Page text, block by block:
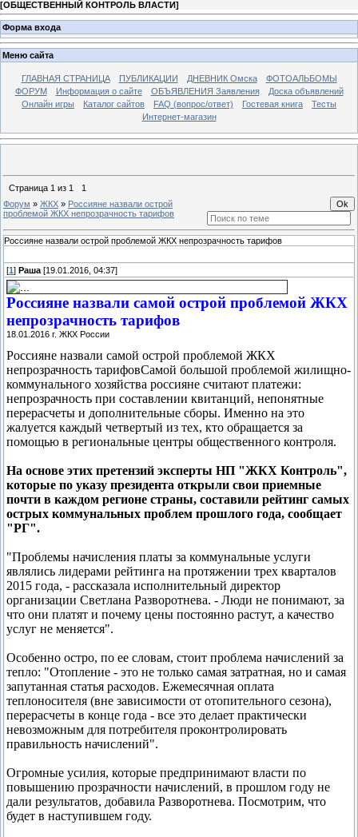
[ОБЩЕСТВЕННЫЙ КОНТРОЛЬ ВЛАСТИ]
Форма входа
Меню сайта
ГЛАВНАЯ СТРАНИЦА ПУБЛИКАЦИИ ДНЕВНИК Омска
ФОТОАЛЬБОМЫ
ФОРУМ
Информация о сайте ОБЪЯВЛЕНИЯ Заявления
Доска объявлений
Онлайн игры
Каталог сайтов FAQ (вопрос/ответ) Гостевая книга
Тесты
Интернет-магазин
Страница 1 из 1
1
Форум » ЖКХ » Россияне назвали острой
проблемой ЖКХ непрозрачность тарифов
Россияне назвали острой проблемой ЖКХ непрозрачность тарифов
[1 ] Раша [19.01.2016, 04:37]
Россияне назвали самой острой проблемой ЖКХ
непрозрачность тарифов
18.01.2016 г. ЖКХ России
Россияне назвали самой острой проблемой ЖКХ
непрозрачность тарифовСамой большой проблемой жилищно-
коммунального хозяйства россияне считают платежи:
непрозрачность при составлении квитанций, непонятные
перерасчеты и дополнительные сборы. Именно на это
жалуется каждый четвертый из тех, кто обращается за
помощью в региональные центры общественного контроля.
На основе этих претензий эксперты НП "ЖКХ Контроль",
которые по указу президента открыли свои приемные
почти в каждом регионе страны, составили рейтинг самых
острых коммунальных проблем прошлого года, сообщает
"РГ".
"Проблемы начисления платы за коммунальные услуги
являлись лидерами рейтинга на протяжении трех кварталов
2015 года, - рассказала исполнительный директор
организации Светлана Разворотнева. - Люди не понимают, за
что они платят и почему цены постоянно растут, а качество
услуг не меняется".
Особенно остро, по ее словам, стоит проблема начислений за
тепло: "Отопление - это не только самая затратная, но и самая
запутанная статья расходов. Ежемесячная оплата
теплоносителя (вне зависимости от отопительного сезона),
перерасчеты в конце года - все это делает практически
невозможным для потребителя проконтролировать
правильность начислений".
Огромные усилия, которые предпринимают власти по
повышению прозрачности начислений, в прошлом году не
дали результатов, добавила Разворотнева. Посмотрим, что
будет в наступившем году.